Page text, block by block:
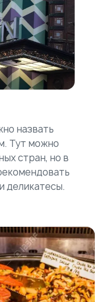
назвать
Тут можно
стран, но в
деликатесы.